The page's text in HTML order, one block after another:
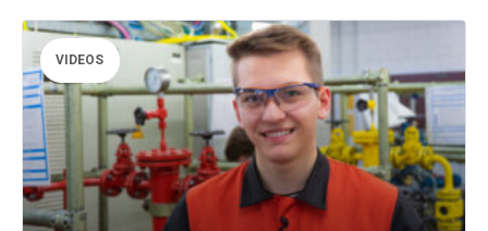
VIDEOS